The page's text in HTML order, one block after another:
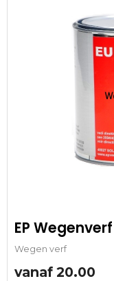
EP
Wegen verf
vanaf 20.00